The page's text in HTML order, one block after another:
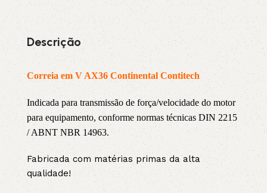
Descrição
Correia em V AX36 Continental Contitech
Indicada para transmissão de força/velocidade do motor
para equipamento, conforme normas técnicas DIN 2215
/ ABNT NBR 14963.
Fabricada com matérias primas da alta
qualidade!